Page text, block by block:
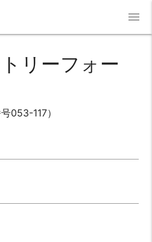
menu
リーフォー
053-117）